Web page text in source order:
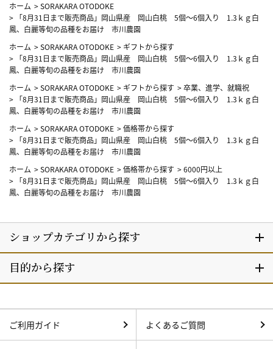
ホーム >SORAKARA OTODOKE
> 「8月31日まで販売商品」岡山県産 岡山白桃 5個～6個入り 1.3ｋｇ白
鳳、白麗等旬の品種をお届け 市川農園
ホーム >SORAKARA OTODOKE > ギフトから探す
> 「8月31日まで販売商品」岡山県産 岡山白桃 5個～6個入り 1.3ｋｇ白
鳳、白麗等旬の品種をお届け 市川農園
ホーム >SORAKARA OTODOKE > ギフトから探す >卒業、進学、就職祝
> 「8月31日まで販売商品」岡山県産 岡山白桃 5個～6個入り 1.3ｋｇ白
鳳、白麗等旬の品種をお届け 市川農園
ホーム >SORAKARA OTODOKE >価格帯から探す
> 「8月31日まで販売商品」岡山県産 岡山白桃 5個～6個入り 1.3ｋｇ白
鳳、白麗等旬の品種をお届け 市川農園
ホーム >SORAKARA OTODOKE >価格帯から探す >6000円以上
> 「8月31日まで販売商品」岡山県産 岡山白桃 5個～6個入り 1.3ｋｇ白
鳳、白麗等旬の品種をお届け 市川農園
ご利用ガイド よくあるご質問